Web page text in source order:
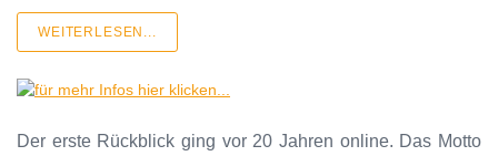
WEITERLESEN...
Der erste Rückblick ging vor 20 Jahren online. Das Motto